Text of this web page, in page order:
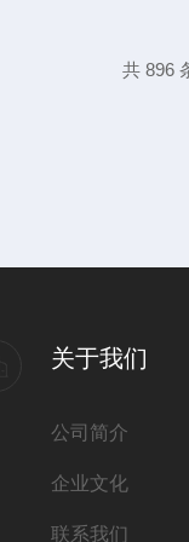
共 896
关于我们
公司简介
企业文化
联系我们